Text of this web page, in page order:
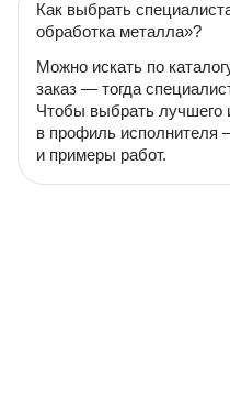
Как выбрать
обработка металла»?
Можно искать по
заказ — тогда
Чтобы выбрать лучшего
в профиль исполнителя
и примеры работ.